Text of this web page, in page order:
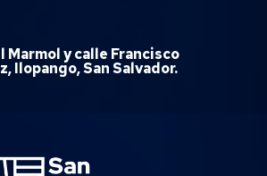
Marmol y calle Francisco
Ilopango, San Salvador.